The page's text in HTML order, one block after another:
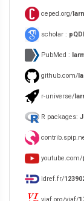
ceped.org/
scholar :
PubMed :
github.com/
r-universe/
R packages:
youtube.com/
idref.fr/
viaf.org/viaf/